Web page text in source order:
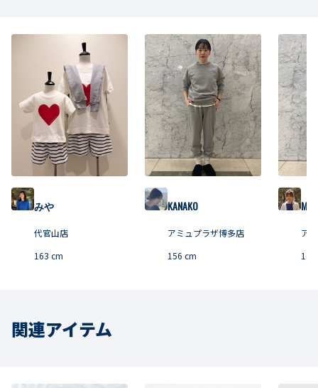
みや
代官山店
163 cm
KANAKO
アミュプラザ博多店
156 cm
MIKI
ア
156
関連アイテム